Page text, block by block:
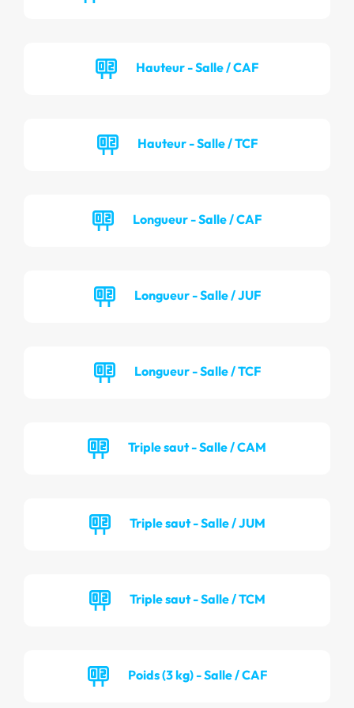
Hauteur - Salle / CAF
Hauteur - Salle / TCF
Longueur - Salle / CAF
Longueur - Salle / JUF
Longueur - Salle / TCF
Triple saut - Salle / CAM
Triple saut - Salle / JUM
Triple saut - Salle / TCM
Poids (3 kg) - Salle / CAF